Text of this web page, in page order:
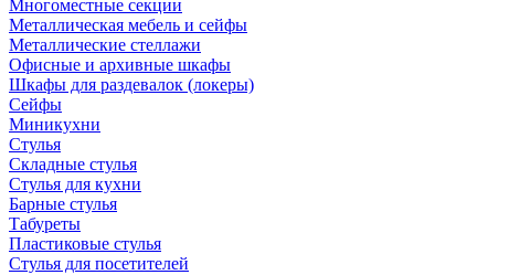
Многоместные секции
Металлическая мебель и сейфы
Металлические стеллажи
Офисные и архивные шкафы
Шкафы для раздевалок (локеры)
Сейфы
Миникухни
Стулья
Складные стулья
Стулья для кухни
Барные стулья
Табуреты
Пластиковые стулья
Стулья для посетителей